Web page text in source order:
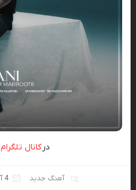
درکانال تلگرام
آهنگ جدید 4 آگوست 2024